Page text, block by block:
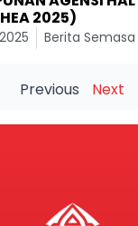
2025)
Berita Semasa
Previous Next